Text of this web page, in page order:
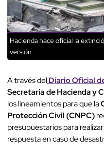
Hacienda hace oficial la
versión
A través delDiario Oficial
Secretaría de Hacienda y
los lineamientos para que la
Protección Civil (CNPC)
presupuestarios para
respuesta en caso de